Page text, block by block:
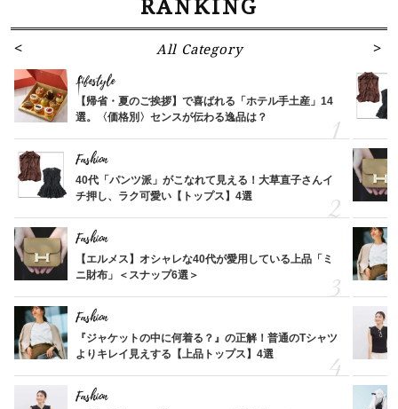
RANKING
All Category
Lifestyle
【帰省・夏のご挨拶】で喜ばれる「ホテル手土産」14
選。〈価格別〉センスが伝わる逸品は？
Fashion
40代「パンツ派」がこなれて見える！大草直子さんイ
チ押し、ラク可愛い【トップス】4選
Fashion
【エルメス】オシャレな40代が愛用している上品「ミ
ニ財布」＜スナップ6選＞
Fashion
『ジャケットの中に何着る？』の正解！普通のTシャツ
よりキレイ見えする【上品トップス】4選
Fashion